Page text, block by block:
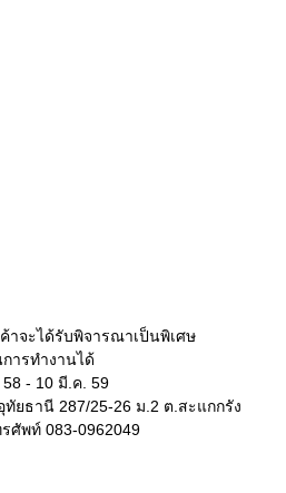
จะได้รับพิจารณาเป็นพิเศษ
ารทำงานได้
58 - 10 มี.ค. 59
ยธานี 287/25-26 ม.2 ต.สะแกกรัง
ศัพท์ 083-0962049